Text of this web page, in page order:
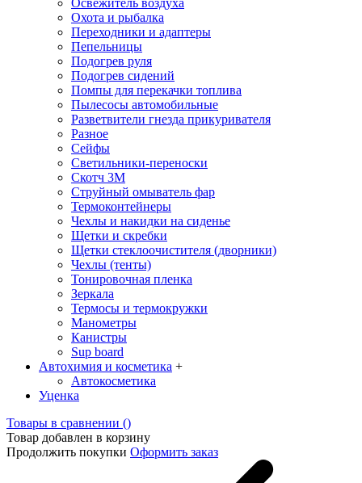
Охота и рыбалка
Переходники и адаптеры
Пепельницы
Подогрев руля
Подогрев сидений
Помпы для перекачки топлива
Пылесосы автомобильные
Разветвители гнезда прикуривателя
Разное
Сейфы
Светильники-переноски
Скотч 3М
Струйный омыватель фар
Термоконтейнеры
Чехлы и накидки на сиденье
Щетки и скребки
Щетки стеклоочистителя (дворники)
Чехлы (тенты)
Тонировочная пленка
Зеркалa
Термосы и термокружки
Манометры
Канистры
Sup board
Автохимия и косметика +
Автокосметика
Уценка
Товары в сравнении ()
Товар добавлен в корзину
Продолжить покупки Оформить заказ